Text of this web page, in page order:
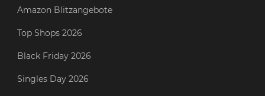
Amazon Blitzangebote
Top Shops 2026
Black Friday 2026
Singles Day 2026